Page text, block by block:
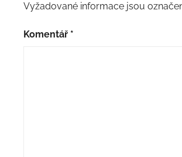
Vyžadované informace jsou
Komentář *